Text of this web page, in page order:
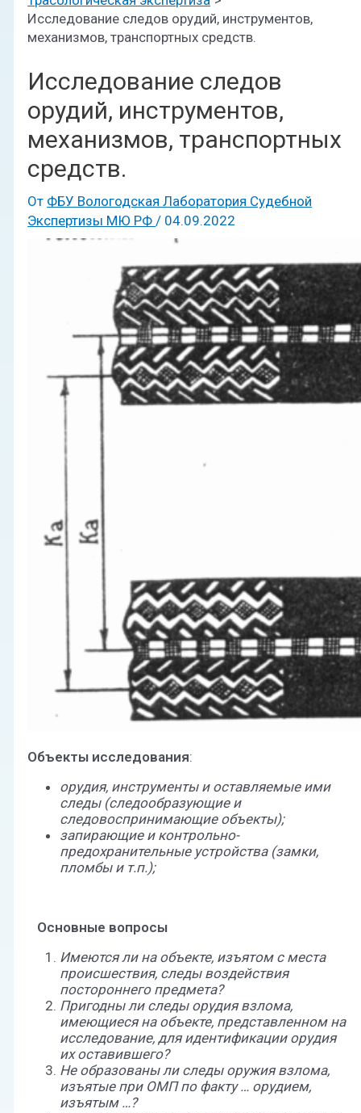
Исследование следов орудий, инструментов,
механизмов, транспортных средств.
Исследование следов
орудий, инструментов,
механизмов, транспортных
средств.
От ФБУ Вологодская Лаборатория Судебной
Экспертизы МЮ РФ / 04.09.2022
Объекты исследования:
орудия, инструменты и оставляемые ими
следы (следообразующие и
следовоспринимающие объекты);
запирающие и контрольно-
предохранительные устройства (замки,
пломбы и т.п.);
Основные вопросы
Имеются ли на объекте, изъятом с места
происшествия, следы воздействия
постороннего предмета?
Пригодны ли следы орудия взлома,
имеющиеся на объекте, представленном на
исследование, для идентификации орудия
их оставившего?
Не образованы ли следы оружия взлома,
изъятые при ОМП по факту … орудием,
изъятым …?